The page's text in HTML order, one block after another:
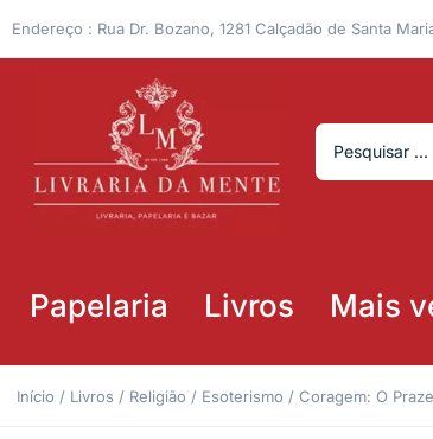
Endereço : Rua Dr. Bozano, 1281 Calçadão de Santa
Papelaria Livros Mais
Início / Livros / Religião / Esoterismo / Coragem: O